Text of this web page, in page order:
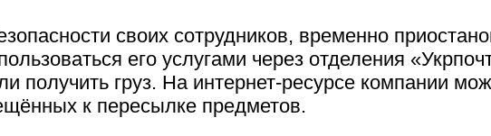
своих сотрудников, временно
его услугами через отделения
получить груз. На интернет-ресурсе компании
к пересылке предметов.